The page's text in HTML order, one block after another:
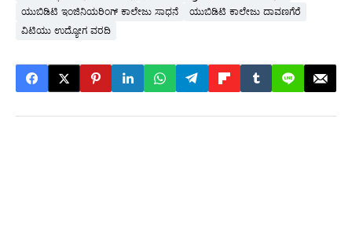
ಯುಬಿಡಿಟಿ ಇಂಜಿನಿಯರಿಂಗ್ ಕಾಲೇಜು ಸಾಧನೆ
ಯುಬಿಡಿಟಿ ಕಾಲೇಜು ದಾವಣಗೆರೆ
ವಿಟಿಯು ಉದ್ಯೋಗ ವರದಿ